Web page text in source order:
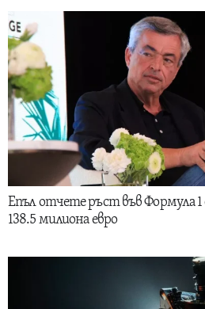
Епъл отчете ръст във Формула
138.5 милиона евро